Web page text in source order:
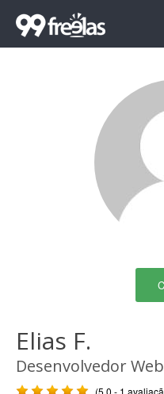
Elias F.
Desenvolvedor Web
(5.0 - 1